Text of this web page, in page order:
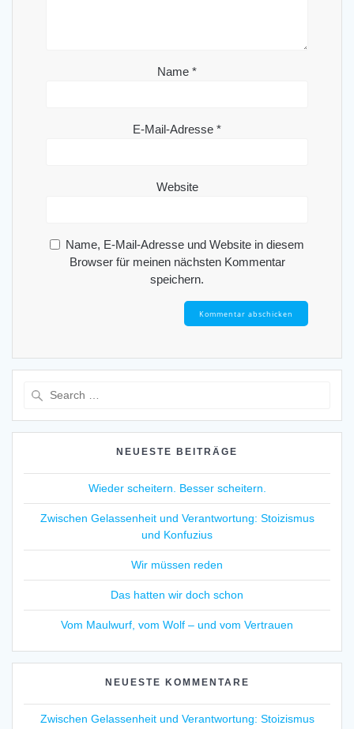
Name *
E-Mail-Adresse *
Website
Name, E-Mail-Adresse und Website in diesem
Browser für meinen nächsten Kommentar
speichern.
NEUESTE BEITRÄGE
Wieder scheitern. Besser scheitern.
Zwischen Gelassenheit und Verantwortung: Stoizismus
und Konfuzius
Wir müssen reden
Das hatten wir doch schon
Vom Maulwurf, vom Wolf – und vom Vertrauen
NEUESTE KOMMENTARE
Zwischen Gelassenheit und Verantwortung: Stoizismus